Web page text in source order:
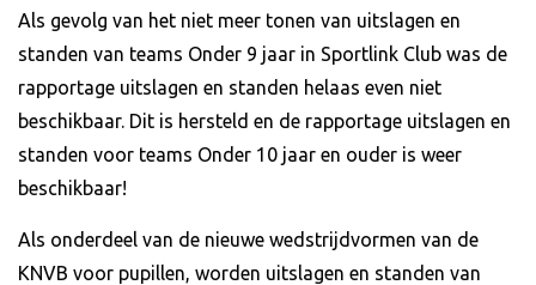
Als gevolg van het niet meer tonen van uitslagen en
standen van teams Onder 9 jaar in Sportlink Club was de
rapportage uitslagen en standen helaas even niet
beschikbaar. Dit is hersteld en de rapportage uitslagen en
standen voor teams Onder 10 jaar en ouder is weer
beschikbaar!
Als onderdeel van de nieuwe wedstrijdvormen van de
KNVB voor pupillen, worden uitslagen en standen van